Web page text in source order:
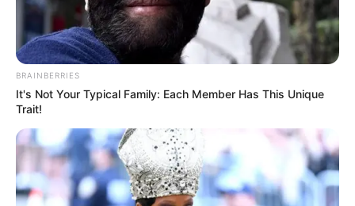
BRAINBERRIES
It's Not Your Typical Family: Each Member Has This Unique
Trait!